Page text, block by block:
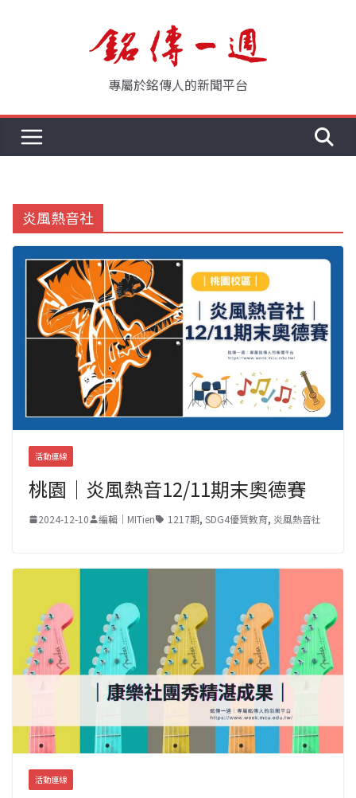
專屬於銘傳人的新聞平台
炎風熱音社
活動連線
桃園｜炎風熱音12/11期末奧德賽
2024-12-10 編輯｜MITien 1217期, SDG4優質教育, 炎風熱音社
活動連線